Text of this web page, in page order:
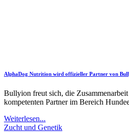
AlphaDog Nutrition wird offizieller Partner von
Bullyion freut sich, die
kompetenten Partner im Bereich
Weiterlesen...
Zucht und Genetik